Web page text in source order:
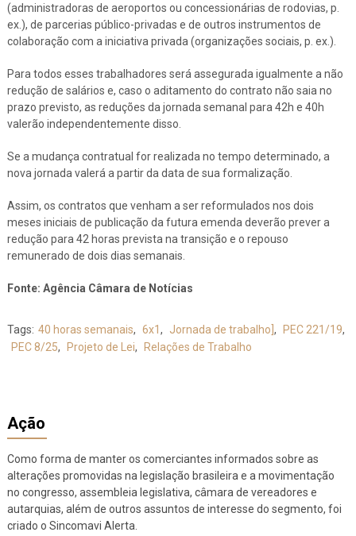
(administradoras de aeroportos ou concessionárias de rodovias, p.
ex.), de parcerias público-privadas e de outros instrumentos de
colaboração com a iniciativa privada (organizações sociais, p. ex.).
Para todos esses trabalhadores será assegurada igualmente a não
redução de salários e, caso o aditamento do contrato não saia no
prazo previsto, as reduções da jornada semanal para 42h e 40h
valerão independentemente disso.
Se a mudança contratual for realizada no tempo determinado, a
nova jornada valerá a partir da data de sua formalização.
Assim, os contratos que venham a ser reformulados nos dois
meses iniciais de publicação da futura emenda deverão prever a
redução para 42 horas prevista na transição e o repouso
remunerado de dois dias semanais.
Fonte: Agência Câmara de Notícias
Tags: 40 horas semanais, 6x1 , Jornada de trabalho] , PEC 221/19,
PEC 8/25, Projeto de Lei, Relações de Trabalho
Ação
Como forma de manter os comerciantes informados sobre as
alterações promovidas na legislação brasileira e a movimentação
no congresso, assembleia legislativa, câmara de vereadores e
autarquias, além de outros assuntos de interesse do segmento, foi
criado o Sincomavi Alerta.